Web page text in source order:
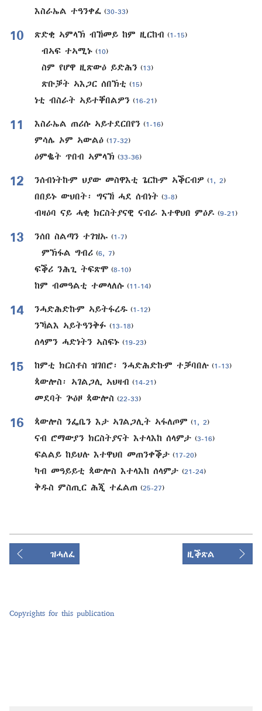
እስራኤል ተዓንቀፈ (30-33)
10 ጽድቂ ኣምላኽ ብኸመይ ከም ዚርከብ (1-15)
ብኣፍ ተኣሚኑ (10)
ስም የሆዋ ዚጽውዕ ይድሕን (13)
ጽቡቓት ኣእጋር ሰበኽቲ (15)
ነቲ ብስራት ኣይተቐበልዎን (16-21 )
11 እስራኤል ጠሪሱ ኣይተደርበየን (1-16)
ምሳሌ ኦም ኣውልዕ (17-32)
ዕምቈት ጥበብ ኣምላኽ (33-36)
12 ንሰብነትኩም ህያው መስዋእቲ ጌርኩም ኣቕርብዎ (1, 2)
በበይኑ ውህበት፡ ግናኸ ሓደ ሰብነት (3-8)
ብዛዕባ ናይ ሓቂ ክርስትያናዊ ናብራ እተዋህበ ምዕዶ (9-21 )
13 ንሰበ ስልጣን ተገዝኡ (1-7)
ምኽፋል ግብሪ (6, 7)
ፍቕሪ ንሕጊ ትፍጽሞ (8-10)
ከም ብመዓልቲ ተመላለሱ (11-14)
14 ንሓድሕድኩም ኣይትፋረዱ (1-12)
ንኻልእ ኣይትዓንቅፉ (13-18)
ሰላምን ሓድነትን ኣስፍኑ (19-23)
15 ከምቲ ክርስቶስ ዝገበሮ፡ ንሓድሕድኩም ተቓባበሉ (1-13)
ጳውሎስ፡ ኣገልጋሊ ኣህዛብ (14-21 )
መደባት ጕዕዞ ጳውሎስ (22-33)
16 ጳውሎስ ንፌቤን እታ ኣገልጋሊት ኣፋለጦም (1, 2)
ናብ ሮማውያን ክርስትያናት እተላእከ ሰላምታ (3-16)
ፍልልይ ከይህሉ እተዋህበ መጠንቀቕታ (17-20)
ካብ መዓይይቲ ጳውሎስ እተላእከ ሰላምታ (21-24)
ቅዱስ ምስጢር ሕጂ ተፈልጠ (25-27)
ዝሓለፈ ዚቕጽል
Copyrights for this publication